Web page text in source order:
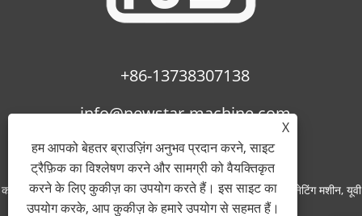
+86-13738307138
info@newstar-machine.com
कॉपीराइट © 2022 वानजाउ फीहुआ प्रिंटिंग मशीनरी कंपनी लिमिटेड - लैमिनेटिंग मशीन, यूवी
कोटिंग मशीन, बोप फिल्म - सर्वाधिकार सुरक्षित।
X
हम आपको बेहतर ब्राउज़िंग अनुभव प्रदान करने, साइट
ट्रैफ़िक का विश्लेषण करने और सामग्री को वैयक्तिकृत
करने के लिए कुकीज़ का उपयोग करते हैं। इस साइट का
उपयोग करके, आप कुकीज़ के हमारे उपयोग से सहमत हैं।